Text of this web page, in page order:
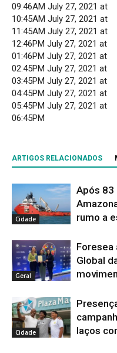
09:46AM July 27, 2021 at
10:45AM July 27, 2021 at
11:45AM July 27, 2021 at
12:46PM July 27, 2021 at
01:46PM July 27, 2021 at
02:45PM July 27, 2021 at
03:45PM July 27, 2021 at
04:45PM July 27, 2021 at
05:45PM July 27, 2021 at
06:45PM
ARTIGOS RELACIONADOS
Cidade
Após 83
rumo a
Geral
Foresea
Global
Cidade
laços